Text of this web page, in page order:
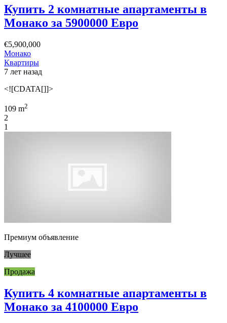
Купить 2 комнатные апартаменты в
Монако за 5900000 Евро
€5,900,000
Монако
Квартиры
7 лет назад
<![CDATA[]]>
109 m2
2
1
Премиум объявление
Лучшее
Продажа
Купить 4 комнатные апартаменты в
Монако за 4100000 Евро